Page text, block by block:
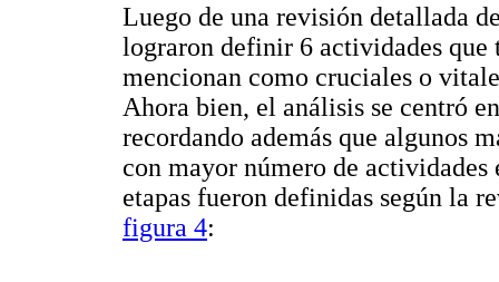
Luego de una revisión detallada
lograron definir 6 actividades que
mencionan como cruciales o
Ahora bien, el análisis se centró
recordando además que algunos
con mayor número de actividades
etapas fueron definidas según la
figura 4: